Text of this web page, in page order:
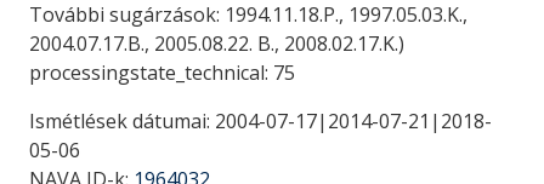
További sugárzások: 1994.11.18.P., 1997.05.03.K.,
2004.07.17.B., 2005.08.22. B., 2008.02.17.K.)
processingstate_technical: 75
Ismétlések dátumai: 2004-07-17|2014-07-21|2018-
05-06